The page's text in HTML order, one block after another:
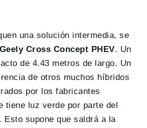
una solución intermedia, se
Geely Cross Concept PHEV. Un
de 4.43 metros de largo. Un
de otros muchos híbridos
por los fabricantes
tiene luz verde por parte del
Esto supone que saldrá a la